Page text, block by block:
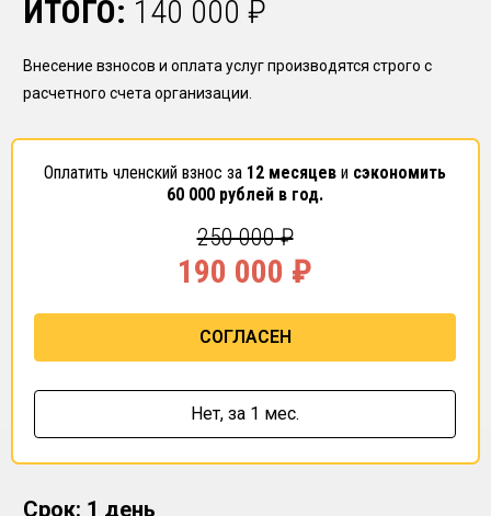
ИТОГО: 140 000 ₽
Внесение взносов и оплата услуг производятся строго с
расчетного счета организации.
Оплатить членский взнос за 12 месяцев и сэкономить
60 000 рублей в год.
250 000₽
190 000 ₽
СОГЛАСЕН
Нет, за 1 мес.
Срок: 1 день